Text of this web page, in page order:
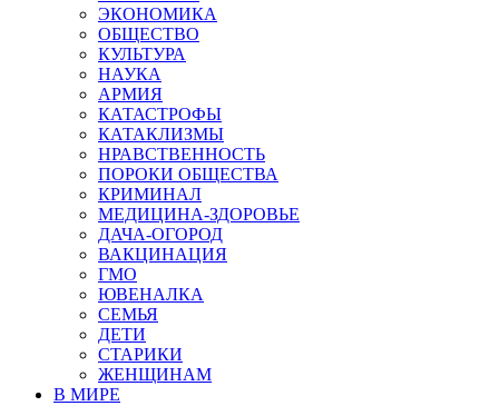
ЭКОНОМИКА
ОБЩЕСТВО
КУЛЬТУРА
НАУКА
АРМИЯ
КАТАСТРОФЫ
КАТАКЛИЗМЫ
НРАВСТВЕННОСТЬ
ПОРОКИ ОБЩЕСТВА
КРИМИНАЛ
МЕДИЦИНА-ЗДОРОВЬЕ
ДАЧА-ОГОРОД
ВАКЦИНАЦИЯ
ГМО
ЮВЕНАЛКА
СЕМЬЯ
ДЕТИ
СТАРИКИ
ЖЕНЩИНАМ
В МИРЕ